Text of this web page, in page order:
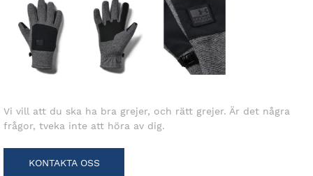
Vi vill att du ska ha bra grejer, och rätt grejer. Är det några
frågor, tveka inte att höra av dig.
KONTAKTA OSS